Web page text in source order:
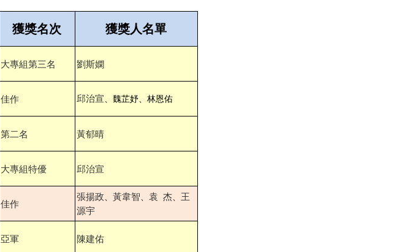
獲獎名次 獲獎人名單
大專組第三名 劉斯嫻
佳作 邱治宣 、魏芷妤、林恩佑
第二名 黃郁晴
大專組特優 邱治宣
佳作
張揚政 黃韋智 袁 杰、 王
源宇
亞軍 陳建佑